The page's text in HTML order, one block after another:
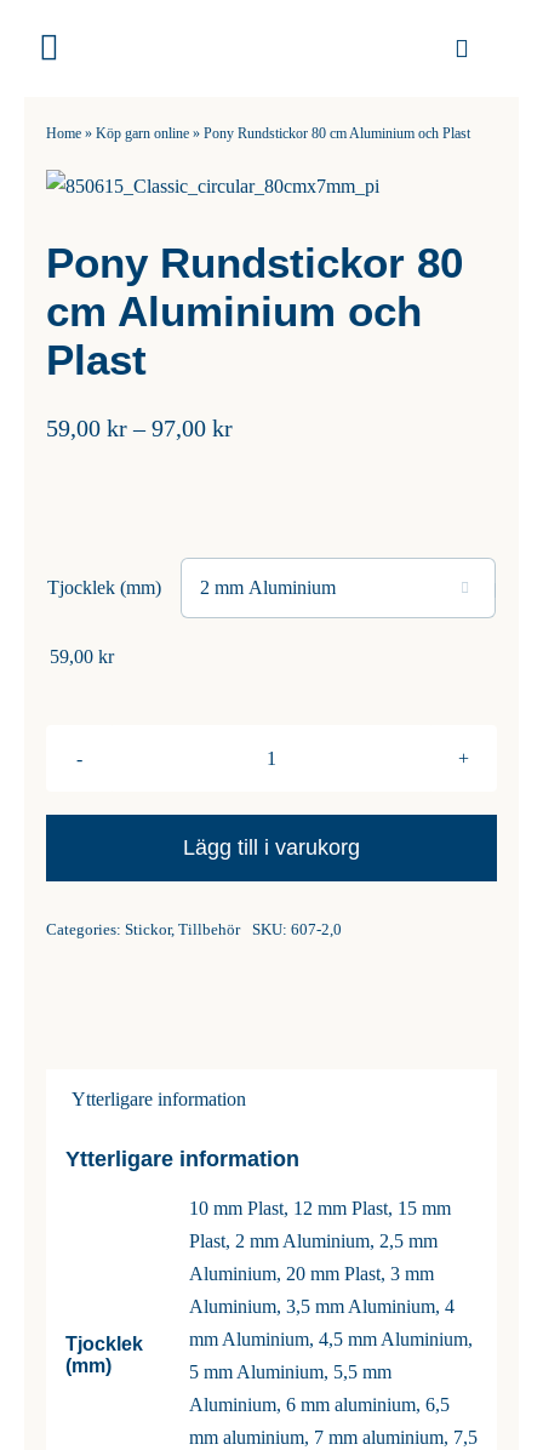
Toggle
Garn
Stickor
Virknålar
Mönster
Home» Köp garn online» Pony Rundstickor 80 cm Aluminium och Plast
Pony Rundstickor 80
cm Aluminium och
Plast
59,00 kr – 97,00 krPrisintervall:
Tjocklek (mm) 
59,00 kr
80
och
Lägg till i varukorg
Categories: Stickor, Tillbehör SKU: 607-2,0
Ytterligare information
Ytterligare information
Tjocklek
(mm)
10 mm Plast, 12 mm Plast, 15 mm
Plast, 2 mm Aluminium, 2,5 mm
Aluminium, 20 mm Plast, 3 mm
Aluminium, 3,5 mm Aluminium, 4
mm Aluminium, 4,5 mm Aluminium,
5 mm Aluminium, 5,5 mm
Aluminium, 6 mm aluminium, 6,5
mm aluminium, 7 mm aluminium, 7,5